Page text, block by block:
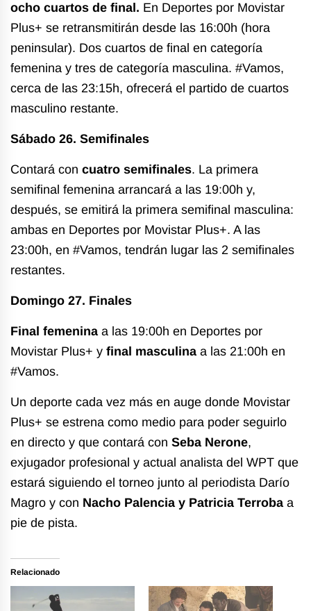
ocho cuartos de final. En Deportes por Movistar
Plus+ se retransmitirán desde las 16:00h (hora
peninsular). Dos cuartos de final en categoría
femenina y tres de categoría masculina. #Vamos,
cerca de las 23:15h, ofrecerá el partido de cuartos
masculino restante.
Sábado 26. Semifinales
Contará con cuatro semifinales. La primera
semifinal femenina arrancará a las 19:00h y,
después, se emitirá la primera semifinal masculina:
ambas en Deportes por Movistar Plus+. A las
23:00h, en #Vamos, tendrán lugar las 2 semifinales
restantes.
Domingo 27. Finales
Final femenina a las 19:00h en Deportes por
Movistar Plus+ y final masculina a las 21:00h en
#Vamos.
Un deporte cada vez más en auge donde Movistar
Plus+ se estrena como medio para poder seguirlo
en directo y que contará con Seba Nerone,
exjugador profesional y actual analista del WPT que
estará siguiendo el torneo junto al periodista Darío
Magro y con Nacho Palencia y Patricia Terroba a
pie de pista.
Relacionado